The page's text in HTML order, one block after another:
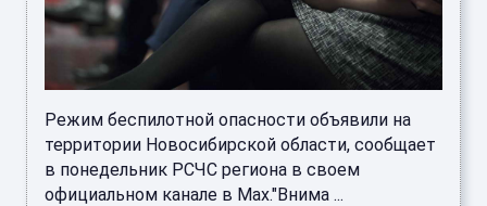
Режим беспилотной опасности объявили на
территории Новосибирской области, сообщает
в понедельник РСЧС региона в своем
официальном канале в Мах."Внима ...